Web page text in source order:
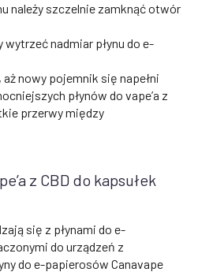
należy szczelnie zamknąć otwór
wytrzeć nadmiar płynu do e-
aż nowy pojemnik się napełni
płynów do vape’a z
przerwy między
z CBD do kapsułek
się z płynami do e-
do urządzeń z
do e-papierosów Canavape